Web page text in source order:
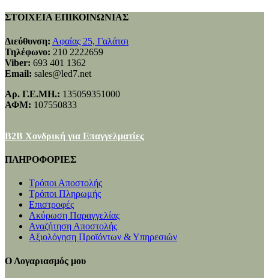
ΣΤΟΙΧΕΙΑ ΕΠΙΚΟΙΝΩΝΙΑΣ
Διεύθυνση: Αφαίας 25, Γαλάτσι
Τηλέφωνο: 210 2222659
Viber: 693 401 1362
Email: sales@led7.net
Αρ. Γ.Ε.ΜΗ.: 135059351000
ΑΦΜ: 107550833
B2B Χονδρική για Επαγγελματίες
ΠΛΗΡΟΦΟΡΙΕΣ
Τρόποι Αποστολής
Τρόποι Πληρωμής
Επιστροφές
Ακύρωση Παραγγελίας
Αναζήτηση Αποστολής
Αξιολόγηση Προϊόντων & Υπηρεσιών
Ο Λογαριασμός μου